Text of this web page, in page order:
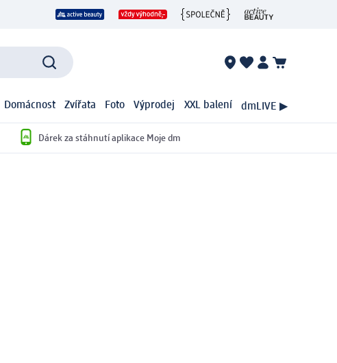
Domácnost Zvířata Foto Výprodej XXL balení dmLIVE ▶
Dárek za stáhnutí aplikace Moje dm